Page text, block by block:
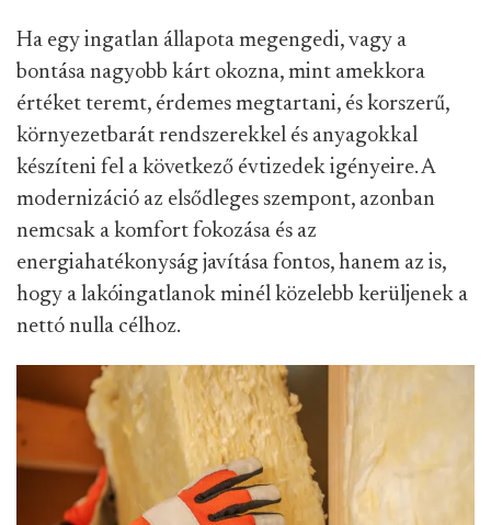
Ha egy ingatlan állapota megengedi, vagy a
bontása nagyobb kárt okozna, mint amekkora
értéket teremt, érdemes megtartani, és korszerű,
környezetbarát rendszerekkel és anyagokkal
készíteni fel a következő évtizedek igényeire. A
modernizáció az elsődleges szempont, azonban
nemcsak a komfort fokozása és az
energiahatékonyság javítása fontos, hanem az is,
hogy a lakóingatlanok minél közelebb kerüljenek a
nettó nulla célhoz.